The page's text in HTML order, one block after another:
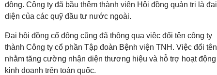
động. Công ty đã bầu thêm thành viên Hội đồng quản trị là đại
diện của các quỹ đầu tư nước ngoài.
Đại hội đồng cổ đông cũng đã thông qua việc đổi tên công ty
thành Công ty cổ phần Tập đoàn Bệnh viện TNH. Việc đổi tên
nhằm tăng cường nhận diện thương hiệu và hỗ trợ hoạt động
kinh doanh trên toàn quốc.